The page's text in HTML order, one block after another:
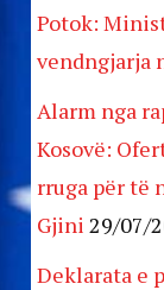
Potok:
vendngjarja
Alarm nga
Kosovë:
rruga për të
Gjini 29/07/
Deklarata e